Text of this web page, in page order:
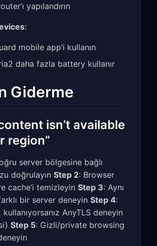
yapılandırın
:
mobile app’i kullanın
daha fazla battery kullanır
Giderme
isn’t available
region”
server bölgesine bağlı
doğrulayın Step 2: Browser
cache’i temizleyin Step 3: Aynı
bir server deneyin Step 4:
AnyTLS deneyin
Step 5: Gizli/private browsing